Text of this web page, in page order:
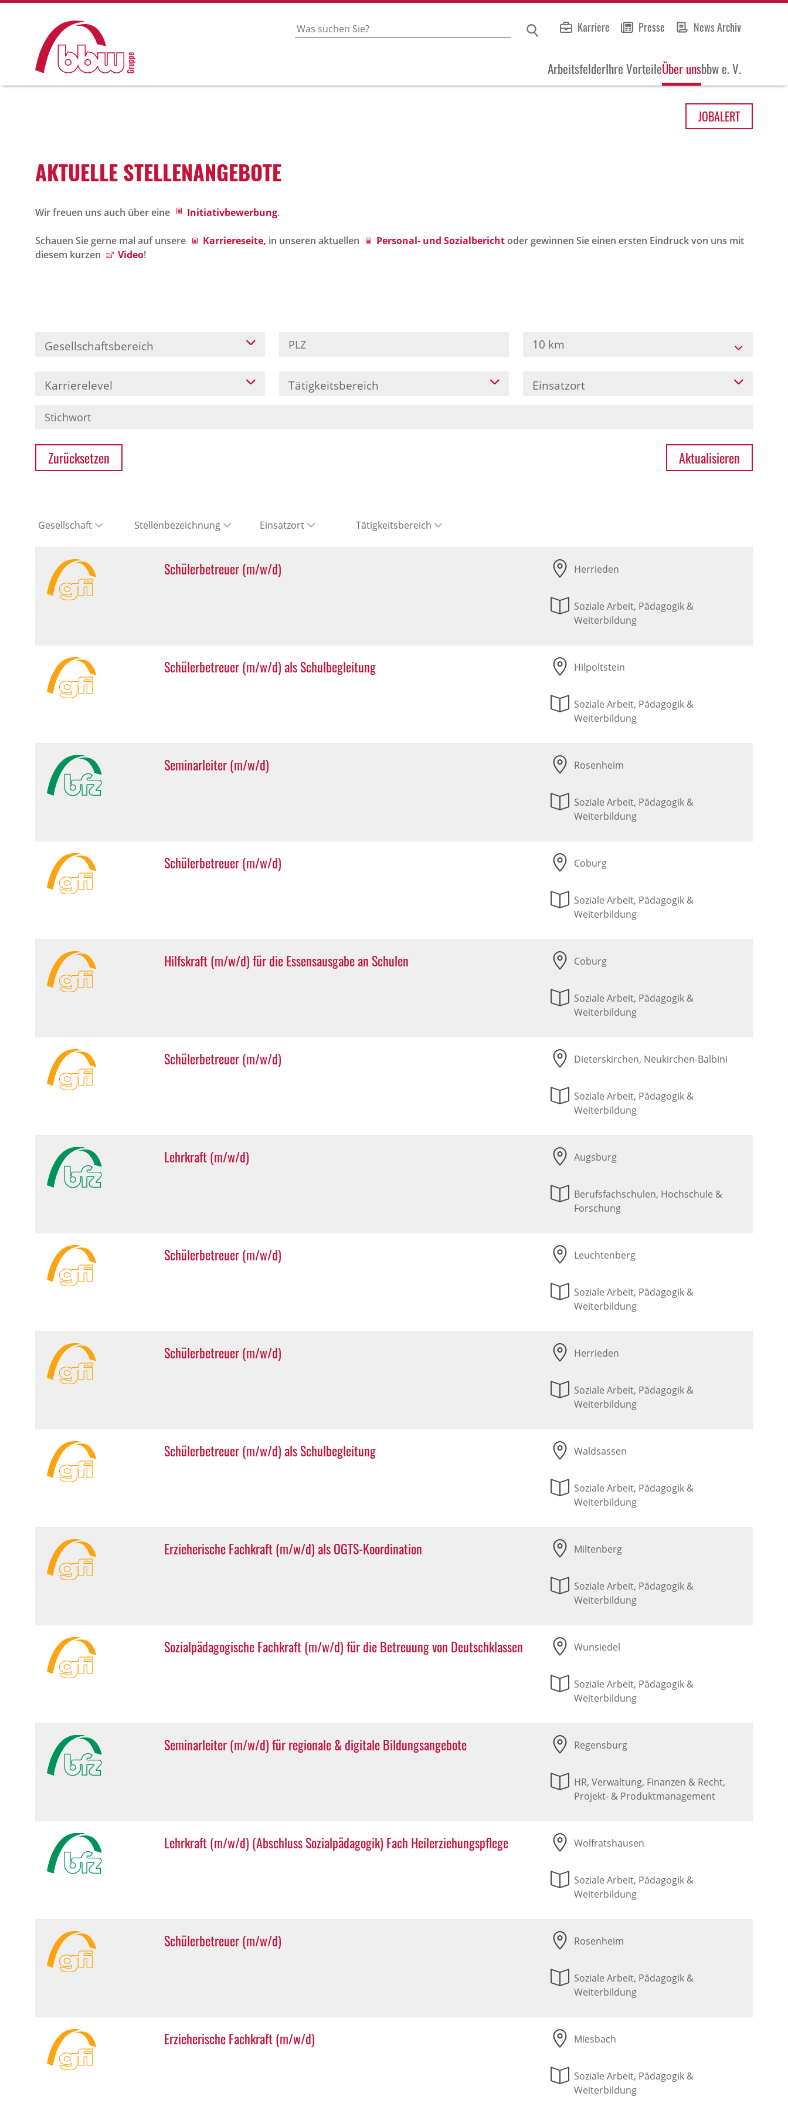
Karriere Presse News Archiv
ArbeitsfelderIhre VorteileÜber unsbbw e. V.
JOBALERT
AKTU­ELLE STEL­LEN­AN­GE­BOTE
Wir freuen uns auch über eine Initiativbewerbung.
Schauen Sie gerne mal auf unsere Karriereseite, in unseren aktuellen Personal- und Sozialberichtoder gewinnen Sie einen ersten Eindruck von uns mit
diesem kurzen
Video!
Gesellschaftsbereich 10 km
Karrierelevel Tätigkeitsbereich Einsatzort
Zurücksetzen Aktualisieren
Gesellschaft Stellenbezeichnung Einsatzort Tätigkeitsbereich
Schülerbetreuer (m/w/d) Herrieden
Soziale Arbeit, Pädagogik &
Weiterbildung
Schülerbetreuer (m/w/d) als Schulbegleitung Hilpoltstein
Soziale Arbeit, Pädagogik &
Weiterbildung
Seminarleiter (m/w/d) Rosenheim
Soziale Arbeit, Pädagogik &
Weiterbildung
Schülerbetreuer (m/w/d) Coburg
Soziale Arbeit, Pädagogik &
Weiterbildung
Hilfskraft (m/w/d) für die Essensausgabe an Schulen Coburg
Soziale Arbeit, Pädagogik &
Weiterbildung
Schülerbetreuer (m/w/d) Dieterskirchen, Neukirchen-Balbini
Soziale Arbeit, Pädagogik &
Weiterbildung
Lehrkraft (m/w/d) Augsburg
Berufsfachschulen, Hochschule &
Forschung
Schülerbetreuer (m/w/d) Leuchtenberg
Soziale Arbeit, Pädagogik &
Weiterbildung
Schülerbetreuer (m/w/d) Herrieden
Soziale Arbeit, Pädagogik &
Weiterbildung
Schülerbetreuer (m/w/d) als Schulbegleitung Waldsassen
Soziale Arbeit, Pädagogik &
Weiterbildung
Erzieherische Fachkraft (m/w/d) als OGTS-Koordination Miltenberg
Soziale Arbeit, Pädagogik &
Weiterbildung
Sozialpädagogische Fachkraft (m/w/d) für die Betreuung von Deutschklassen Wunsiedel
Soziale Arbeit, Pädagogik &
Weiterbildung
Seminarleiter (m/w/d) für regionale & digitale Bildungsangebote Regensburg
HR, Verwaltung, Finanzen & Recht,
Projekt- & Produktmanagement
Lehrkraft (m/w/d) (Abschluss Sozialpädagogik) Fach Heilerziehungspflege Wolfratshausen
Soziale Arbeit, Pädagogik &
Weiterbildung
Schülerbetreuer (m/w/d) Rosenheim
Soziale Arbeit, Pädagogik &
Weiterbildung
Erzieherische Fachkraft (m/w/d) Miesbach
Soziale Arbeit, Pädagogik &
Weiterbildung